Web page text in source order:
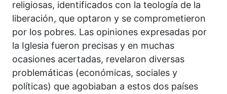
religiosas, identificados con la teología de la
liberación, que optaron y se comprometieron
por los pobres. Las opiniones expresadas por
la Iglesia fueron precisas y en muchas
ocasiones acertadas, revelaron diversas
problemáticas (económicas, sociales y
políticas) que agobiaban a estos dos países